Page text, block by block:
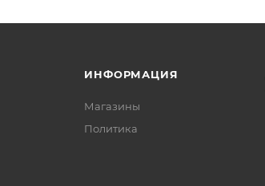
ИНФОРМАЦИЯ
Магазины
Политика